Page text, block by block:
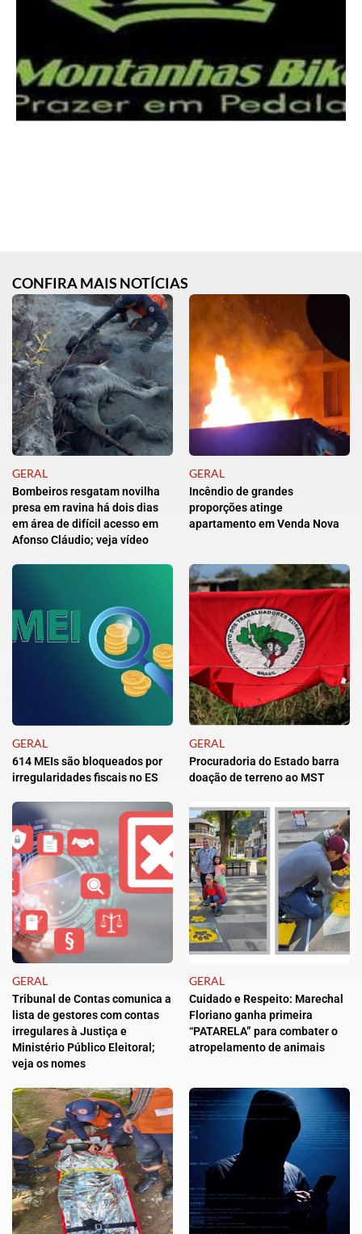
CONFIRA MAIS NOTÍCIAS
GERAL
Bombeiros resgatam novilha
presa em ravina há dois dias
em área de difícil acesso em
Afonso Cláudio; veja vídeo
GERAL
Incêndio de grandes
proporções atinge
apartamento em Venda Nova
GERAL
614 MEIs são bloqueados por
irregularidades fiscais no ES
GERAL
Procuradoria do Estado barra
doação de terreno ao MST
GERAL
Tribunal de Contas comunica a
lista de gestores com contas
irregulares à Justiça e
Ministério Público Eleitoral;
veja os nomes
GERAL
Cuidado e Respeito: Marechal
Floriano ganha primeira
“PATARELA” para combater o
atropelamento de animais